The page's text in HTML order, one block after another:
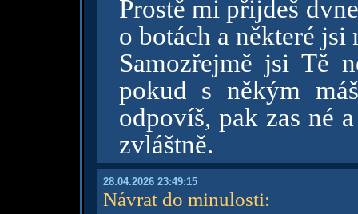
Prostě mi přijdeš
o botách a některé jsi
Samozřejmě jsi Tě
pokud s někým
odpovíš, pak zas né
zvláštně.
28.04.2026 23:49:15
Návrat do minulosti: